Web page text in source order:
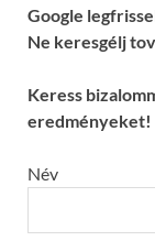
Google
Ne keresgélj
Keress
eredményeket!
Név